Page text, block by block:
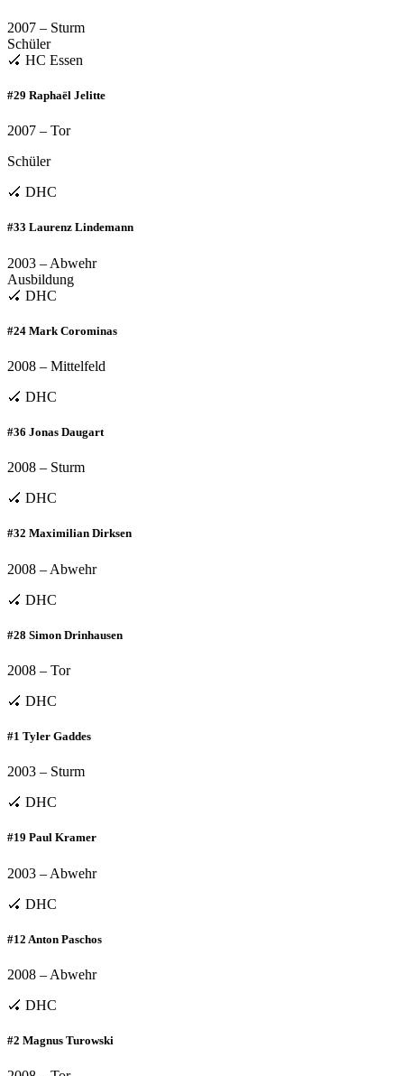
2007 – Sturm
Schüler
🏑 HC Essen
#29 Raphaël Jelitte
2007 – Tor
Schüler
🏑 DHC
#33 Laurenz Lindemann
2003 – Abwehr
Ausbildung
🏑 DHC
#24 Mark Corominas
2008 – Mittelfeld
🏑 DHC
#36 Jonas Daugart
2008 – Sturm
🏑 DHC
#32 Maximilian Dirksen
2008 – Abwehr
🏑 DHC
#28 Simon Drinhausen
2008 – Tor
🏑 DHC
#1 Tyler Gaddes
2003 – Sturm
🏑 DHC
#19 Paul Kramer
2003 – Abwehr
🏑 DHC
#12 Anton Paschos
2008 – Abwehr
🏑 DHC
#2 Magnus Turowski